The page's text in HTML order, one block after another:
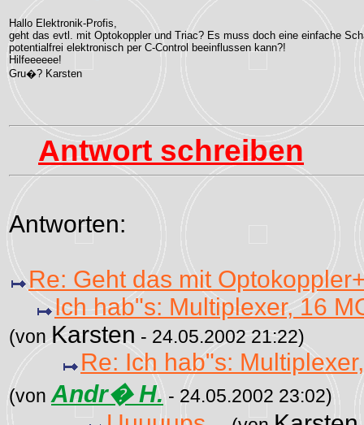
Hallo Elektronik-Profis,
geht das evtl. mit Optokoppler und Triac? Es muss doch eine einfache
potentialfrei elektronisch per C-Control beeinflussen kann?!
Hilfeeeeee!
Gru�? Karsten
Antwort schreiben
Antworten:
Re: Geht das mit
Ich hab"s: Multiplexer, 16
(von Karsten - 24.05.2002 21:22)
Re: Ich hab"s:
(von Andr� H. - 24.05.2002 23:02)